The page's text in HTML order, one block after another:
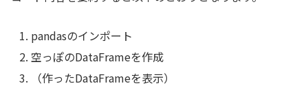
pandasのインポート
空っぽのDataFrameを作成
（作ったDataFrameを表示）